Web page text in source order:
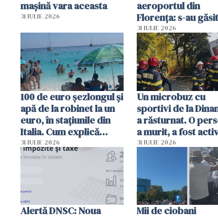
mașină vara aceasta
31 IULIE 2026
aeroportul din
Florența: s-au găsit
capete de aligator
sumă imensă de
31 IULIE 2026
100 de euro șezlongul și
apă de la robinet la un
euro, în stațiunile din
Italia. Cum explică
autoritățile
31 IULIE 2026
Un microbuz cu
sportivi de la
a răsturnat. O
a murit, a fost
planul roșu de
31 IULIE 2026
Alertă DNSC: Noua
Mii de ciobani